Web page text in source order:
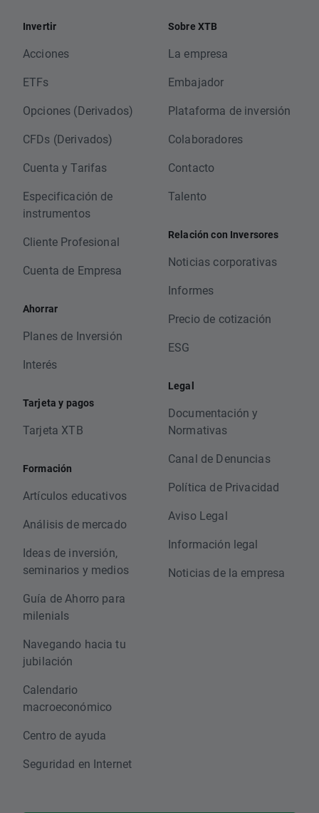
Invertir
Acciones
ETFs
Opciones (Derivados)
CFDs (Derivados)
Cuenta y Tarifas
Especificación de
instrumentos
Cliente Profesional
Cuenta de Empresa
Ahorrar
Planes de Inversión
Interés
Tarjeta y pagos
Tarjeta XTB
Formación
Artículos educativos
Análisis de mercado
Ideas de inversión,
seminarios y medios
Guía de Ahorro para
milenials
Navegando hacia tu
jubilación
Calendario
macroeconómico
Centro de ayuda
Seguridad en Internet
Sobre XTB
La empresa
Embajador
Plataforma de inversión
Colaboradores
Contacto
Talento
Relación con Inversores
Noticias corporativas
Informes
Precio de cotización
ESG
Legal
Documentación y
Normativas
Canal de Denuncias
Política de Privacidad
Aviso Legal
Información legal
Noticias de la empresa